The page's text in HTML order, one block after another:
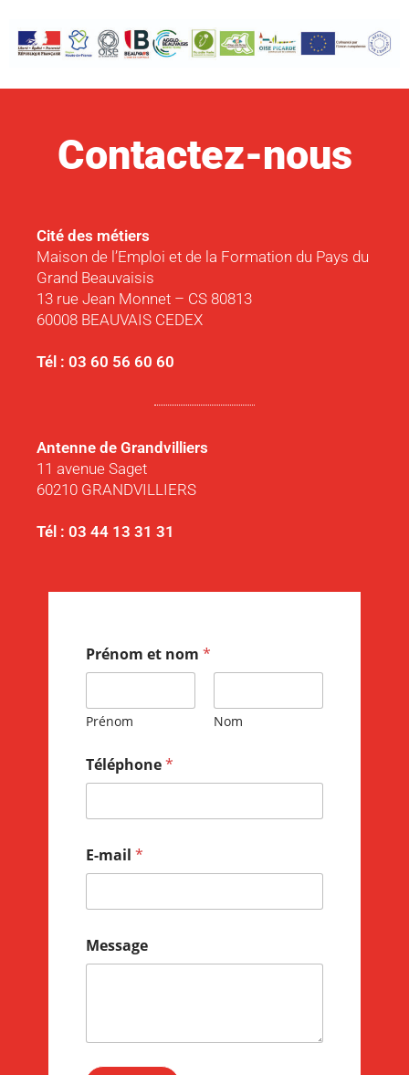
Contactez-nous
Cité des métiers
Maison de l’Emploi et de la Formation du Pays du
Grand Beauvaisis
13 rue Jean Monnet – CS 80813
60008 BEAUVAIS CEDEX
Tél : 03 60 56 60 60
Antenne de Grandvilliers
11 avenue Saget
60210 GRANDVILLIERS
Tél : 03 44 13 31 31
Prénom et nom *
Prénom Nom
Téléphone*
E-mail *
Message